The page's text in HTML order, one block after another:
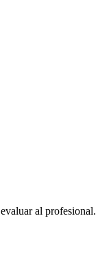
al profesional.